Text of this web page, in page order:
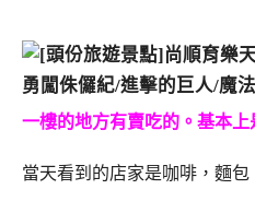
一樓的地方有賣吃的。基本上
當天看到的店家是咖啡，麵